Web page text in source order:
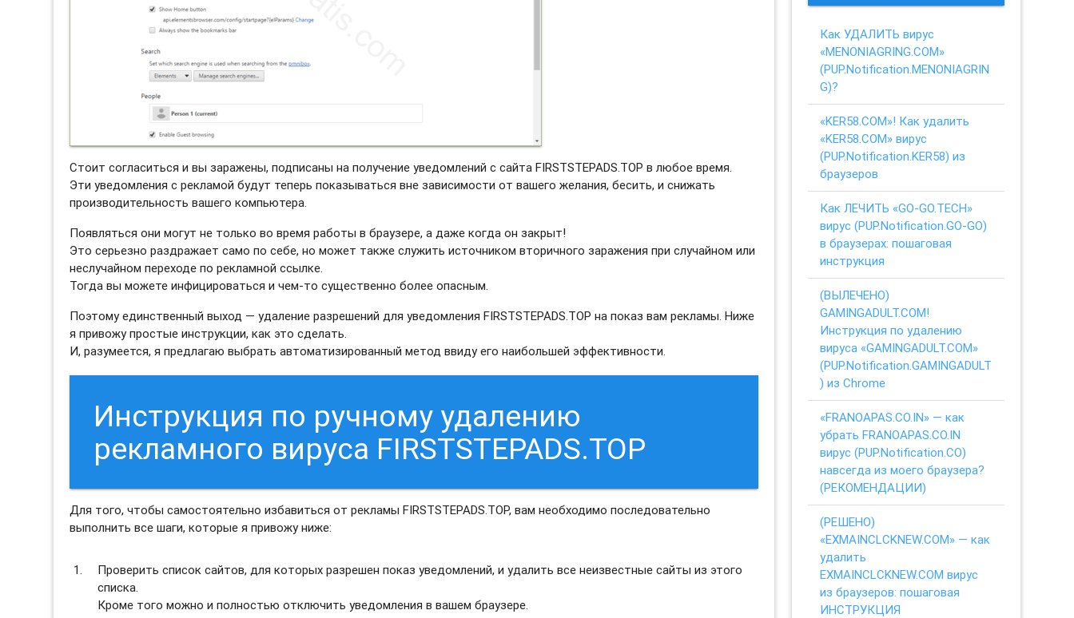
Стоит согласиться и вы заражены, подписаны на получение уведомлений с сайта FIRSTSTEPADS.TOP в любое время.
Эти уведомления с рекламой будут теперь показываться вне зависимости от вашего желания, бесить, и снижать
производительность вашего компьютера.
Появляться они могут не только во время работы в браузере, а даже когда он закрыт!
Это серьезно раздражает само по себе, но может также служить источником вторичного заражения при случайном или
неслучайном переходе по рекламной ссылке.
Тогда вы можете инфицироваться и чем-то существенно более опасным.
Поэтому единственный выход — удаление разрешений для уведомления FIRSTSTEPADS.TOP на показ вам рекламы. Ниже
я привожу простые инструкции, как это сделать.
И, разумеется, я предлагаю выбрать автоматизированный метод ввиду его наибольшей эффективности.
Инструкция по ручному удалению
рекламного вируса FIRSTSTEPADS.TOP
Для того, чтобы самостоятельно избавиться от рекламы FIRSTSTEPADS.TOP, вам необходимо последовательно
выполнить все шаги, которые я привожу ниже:
Проверить список сайтов, для которых разрешен показ уведомлений, и удалить все неизвестные сайты из этого
списка.
Кроме того можно и полностью отключить уведомления в вашем браузере.
Как УДАЛИТЬ вирус
«MENONIAGRING.COM»
(PUP.Notification.MENONIAGRIN
G)?
«KER58.COM»! Как удалить
«KER58.COM» вирус
(PUP.Notification.KER58) из
браузеров
Как ЛЕЧИТЬ «GO-GO.TECH»
вирус (PUP.Notification.GO-GO)
в браузерах: пошаговая
инструкция
(ВЫЛЕЧЕНО)
GAMINGADULT.COM!
Инструкция по удалению
вируса «GAMINGADULT.COM»
(PUP.Notification.GAMINGADULT
) из Chrome
«FRANOAPAS.CO.IN» — как
убрать FRANOAPAS.CO.IN
вирус (PUP.Notification.CO)
навсегда из моего браузера?
(РЕКОМЕНДАЦИИ)
(РЕШЕНО)
«EXMAINCLCKNEW.COM» — как
удалить
EXMAINCLCKNEW.COM вирус
из браузеров: пошаговая
ИНСТРУКЦИЯ